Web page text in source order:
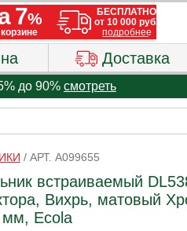
Доставка
до 90% смотреть
/ АРТ. A099655
встраиваемый
Вихрь, матовый
мм, Ecola